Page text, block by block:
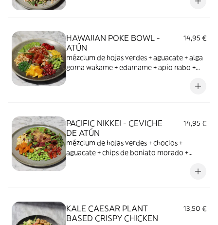
HAWAIIAN POKE BOWL -
ATÚN
14,95 €
mézclum de hojas verdes + aguacate + alga
goma wakame + edamame + apio nabo +
PACIFIC NIKKEI - CEVICHE
DE ATÚN
14,95 €
mézclum de hojas verdes + choclos +
aguacate + chips de boniato morado +
totopos + mayonesa de fruta de la pasión y
KALE CAESAR PLANT
BASED CRISPY CHICKEN
13,50 €